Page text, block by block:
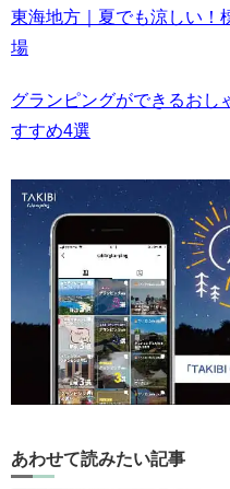
東海地方｜夏でも涼しい！
場
グランピングができるおし
すすめ4選
あわせて読みたい記事